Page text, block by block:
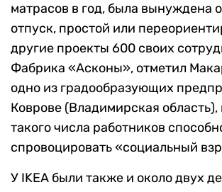
матрасов в год, была вынуждена
отпуск, простой или
другие проекты 600 своих
Фабрика «Асконы», отметил
одно из градообразующих
Коврове (Владимирская область),
такого числа работников
спровоцировать «социальный
У IKEA были также и около двух